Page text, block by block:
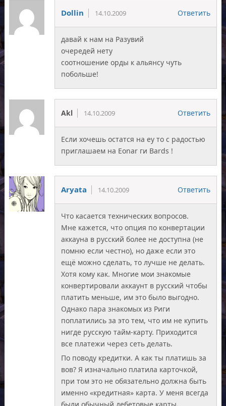
Dollin 14.10.2009 Ответить
давай к нам на Разувий
очередей нету
соотношение орды к альянсу чуть
побольше!
Akl 14.10.2009 Ответить
Если хочешь остатся на еу то с радостью
приглашаем на Еоnаr ги Ваrds !
Aryata 14.10.2009 Ответить
Что касается технических вопросов.
Мне кажется, что опция по конвертации
аккауна в русский более не доступна (не
помню если честно), но даже если это
ещё можно сделать, то лучше не делать.
Хотя кому как. Многие мои знакомые
конвертировали аккаунт в русский чтобы
платить меньше, им это было выгодно.
Однако пара знакомых из Риги
поплатились за это тем, что им не купить
нигде русскую тайм-карту. Приходится
все платежи через сеть делать.
По поводу кредитки. А как ты платишь за
вов? Я изначально платила карточкой,
при том это не обязательно должна быть
именно «кредитная» карта. У меня всегда
были обычный дебетовые карты.